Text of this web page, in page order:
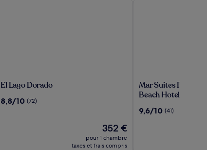
El
Dorado
El Lago Dorado
8.8
8,8/10 (72)
Le
nouveau
prix
352 €
pour 1 chambre
taxes et frais compris
Mar
Suites
by
Mar Suites
Beach Hotels
9.6
9,6/10 (41)